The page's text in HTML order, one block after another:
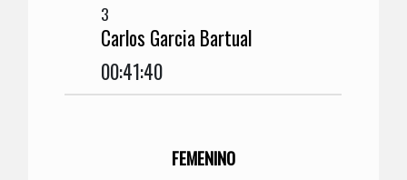
3
Carlos Garcia Bartual
00:41:40
FEMENINO